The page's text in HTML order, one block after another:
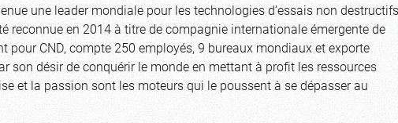
une leader mondiale pour les technologies d’essais non destructifs
reconnue en 2014 à titre de compagnie internationale émergente de
pour CND, compte 250 employés, 9 bureaux mondiaux et exporte
son désir de conquérir le monde en mettant à profit les ressources
et la passion sont les moteurs qui le poussent à se dépasser au